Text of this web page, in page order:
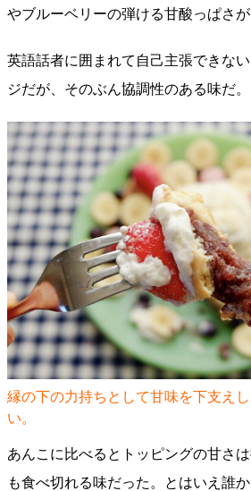
やブルーベリーの弾ける甘酸っぱさが
英語話者に囲まれて自己主張できな
ジだが、そのぶん協調性のある味だ。
縁の下の力持ちとして甘味を下支え
い。
あんこに比べるとトッピングの甘さ
も食べ切れる味だった。とはいえ誰